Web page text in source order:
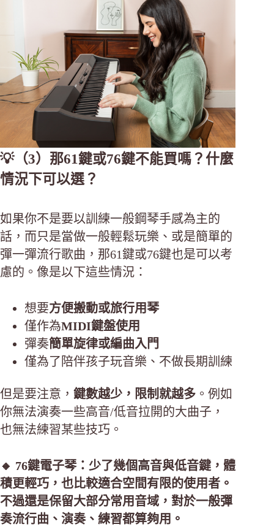
💡（3）那61鍵或76鍵不能買嗎？什麼
情況下可以選？
如果你不是要以訓練一般鋼琴手感為主的
話，而只是當做一般輕鬆玩樂、或是簡單的
彈一彈流行歌曲，那61鍵或76鍵也是可以考
慮的。像是以下這些情況：
想要方便搬動或旅行用琴
僅作為MIDI鍵盤使用
彈奏簡單旋律或編曲入門
僅為了陪伴孩子玩音樂、不做長期訓練
但是要注意， 鍵數越少，限制就越多 。例如
你無法演奏一些高音/低音拉開的大曲子，
也無法練習某些技巧。
🔸 76鍵電子琴：少了幾個高音與低音鍵，體
積更輕巧，也比較適合空間有限的使用者。
不過還是保留大部分常用音域，對於一般彈
奏流行曲、演奏、練習都算夠用。